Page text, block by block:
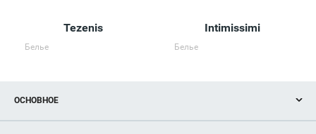
Tezenis
Белье
Intimissimi
Белье
ОСНОВНОЕ